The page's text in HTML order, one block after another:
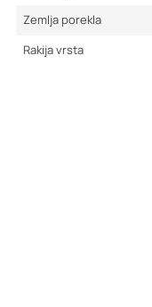
Zemlja porekla
Rakija vrsta